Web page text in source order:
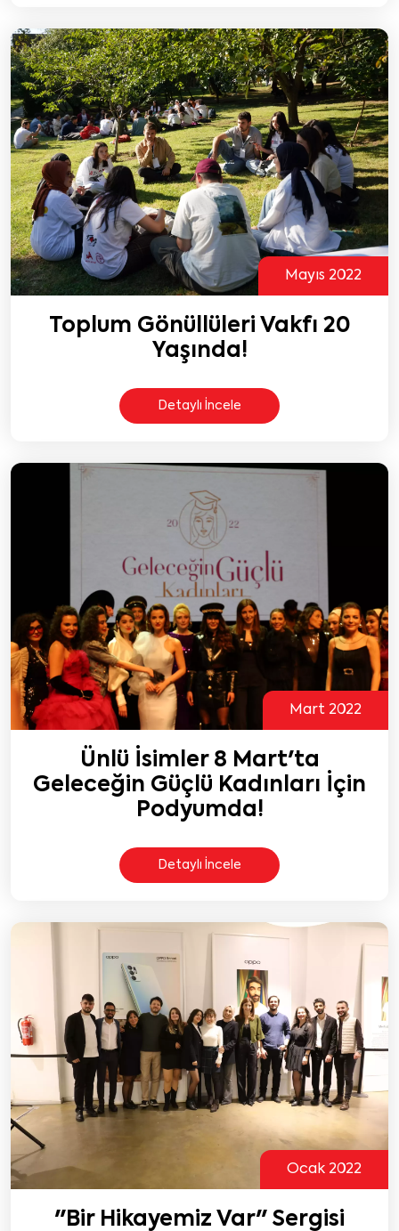
Mayıs 2022
Toplum Gönüllüleri Vakfı 20
Yaşında!
Detaylı İncele
Mart 2022
Ünlü İsimler 8 Mart'ta
Geleceğin Güçlü Kadınları İçin
Podyumda!
Detaylı İncele
Ocak 2022
"Bir Hikayemiz Var" Sergisi